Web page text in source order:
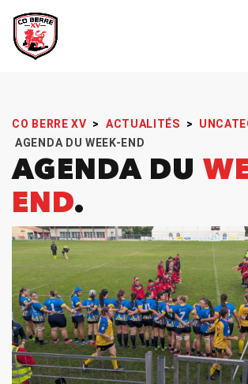
CO BERRE XV > ACTUALITÉS >
AGENDA DU WEEK-END
AGENDA DU
END